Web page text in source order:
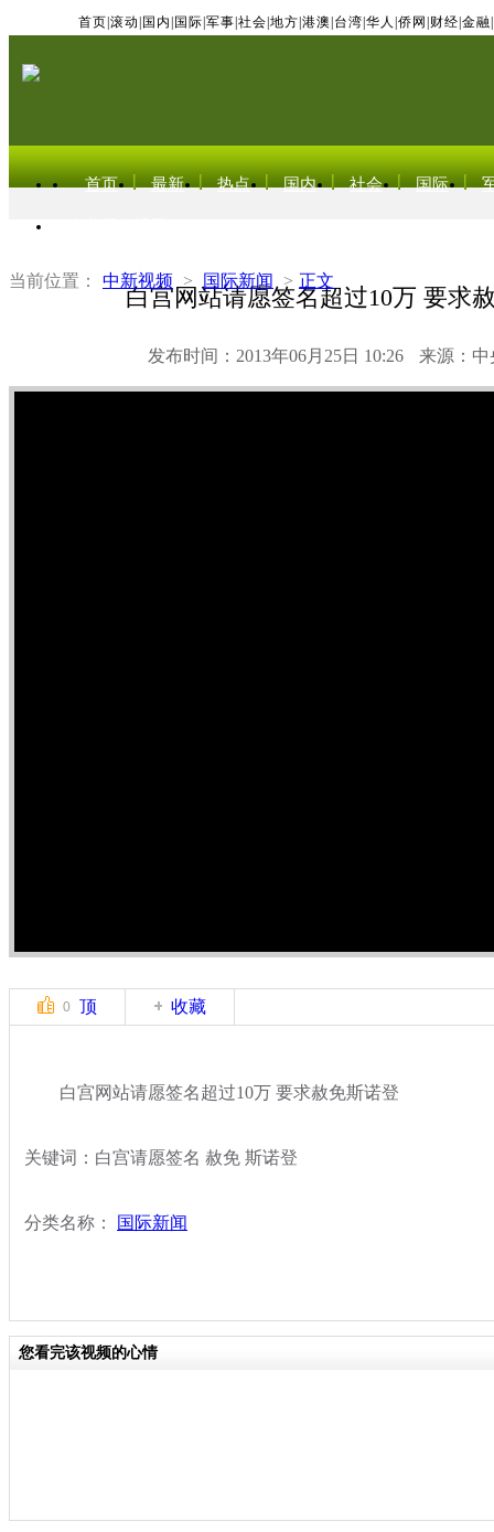
首页 滚动 国内 国际 军事 社会 地方 港澳 台湾 华人 侨网 财经 金融
首页 最新 热点 国内 社会 国际
当前位置： 中新视频 > 国际新闻 > 正文
白宫网站请愿签名超过10万 要求
发布时间：2013年06月25日 10:26 来源：中
0 顶 收藏
白宫网站请愿签名超过10万 要求赦免斯诺登
关键词：白宫请愿签名 赦免 斯诺登
分类名称： 国际新闻
您看完该视频的心情